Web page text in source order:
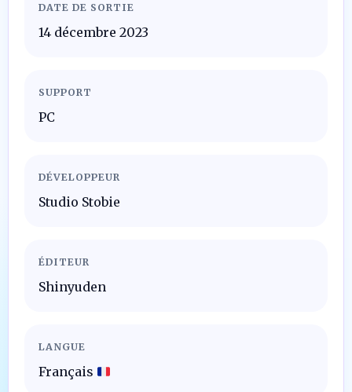
DATE DE SORTIE
14 décembre 2023
SUPPORT
PC
DÉVELOPPEUR
Studio Stobie
ÉDITEUR
Shinyuden
LANGUE
Français